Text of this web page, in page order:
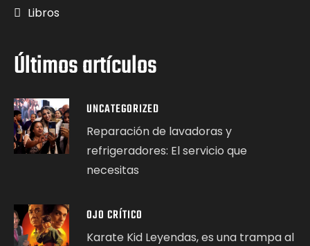
Libros
Últimos artículos
UNCATEGORIZED
Reparación de lavadoras y
refrigeradores: El servicio que
necesitas
OJO CRÍTICO
Karate Kid Leyendas, es una trampa al